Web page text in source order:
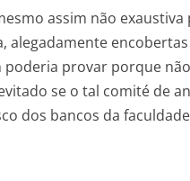
assim não
alegadamente
poderia provar porque
se o tal comité de
dos bancos da